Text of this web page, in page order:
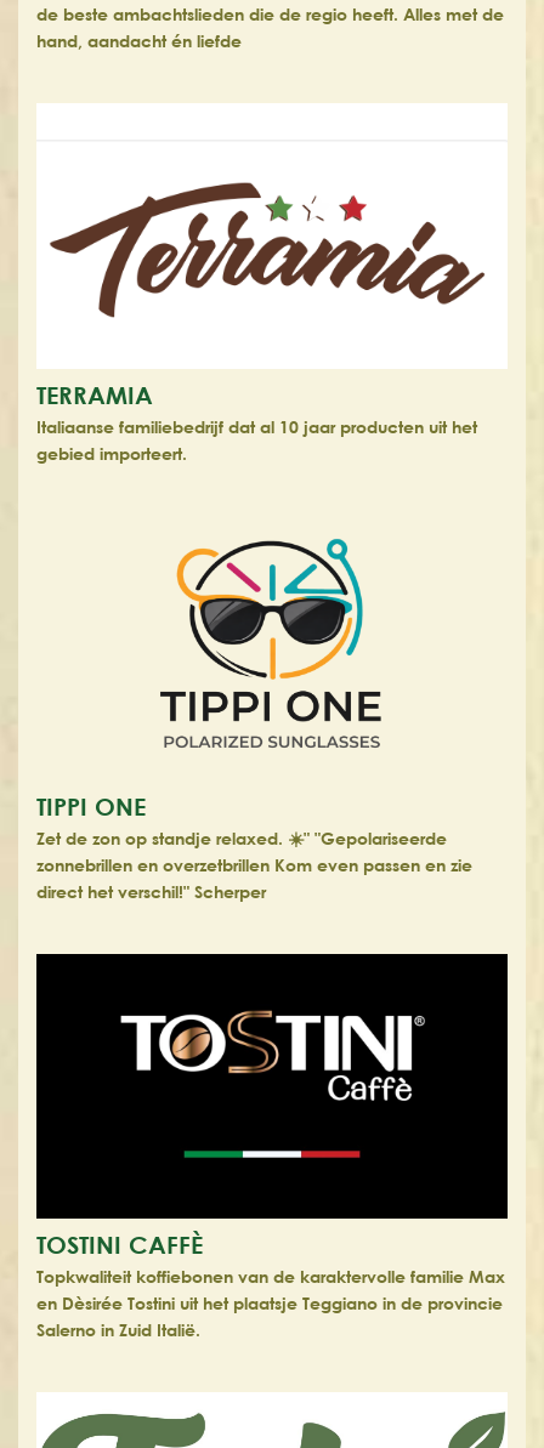
de beste ambachtslieden die de regio heeft. Alles met de
hand, aandacht én liefde
TERRAMIA
Italiaanse familiebedrijf dat al 10 jaar producten uit het
gebied importeert.
TIPPI ONE
Zet de zon op standje relaxed. ☀️" "Gepolariseerde
zonnebrillen en overzetbrillen Kom even passen en zie
direct het verschil!" Scherper
TOSTINI CAFFÈ
Topkwaliteit koffiebonen van de karaktervolle familie Max
en Dèsirée Tostini uit het plaatsje Teggiano in de provincie
Salerno in Zuid Italië.